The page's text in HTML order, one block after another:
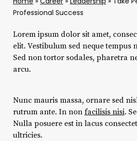
Professional Success
Lorem ipsum dolor sit amet,
elit. Vestibulum sed neque tempus
Sed non tortor sodales, pharetra
arcu.
Nunc mauris massa, ornare sed
rutrum ante. In non facilisis nisi.
Nulla posuere est in lacus
ultricies.